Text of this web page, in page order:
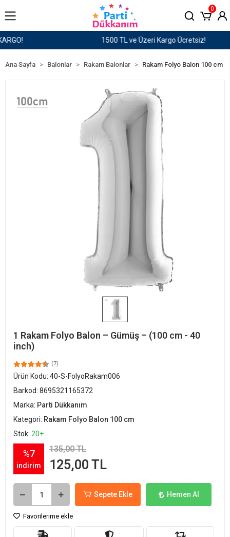
1500 TL ve Üzeri Kargo Ücretsiz!
0
Ana Sayfa Balonlar Rakam Balonlar Rakam Folyo Balon 100 cm
1 Rakam Folyo Balon – Gümüş – (100 cm - 40
inch)
(7)
Ürün Kodu: 40-S-FolyoRakam006
Barkod: 8695321165372
Marka: Parti Dükkanım
Kategori: Rakam Folyo Balon 100 cm
Stok: 20+
%7
indirim
135,00 TL
125,00 TL
Sepete Ekle Hemen Al
Favorilerime ekle